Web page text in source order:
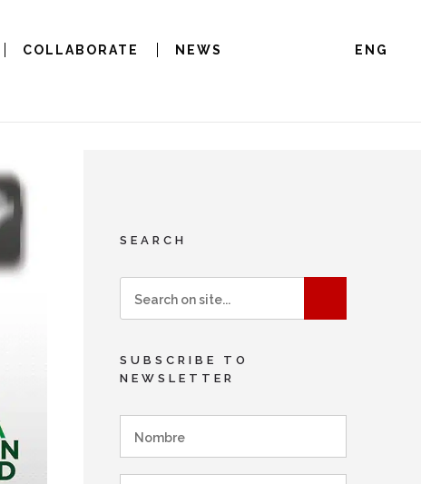
ENG
COLLABORATE NEWS
SEARCH
SUBSCRIBE TO
NEWSLETTER